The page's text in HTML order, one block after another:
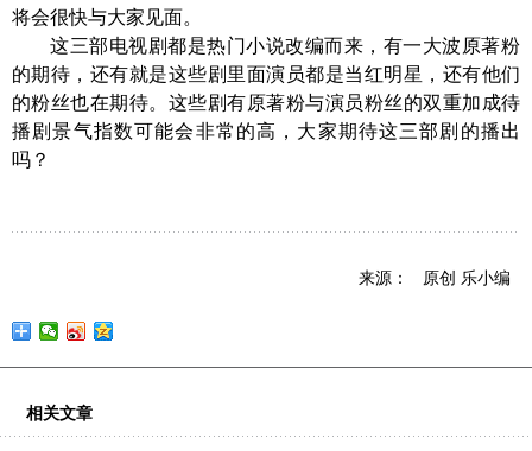
将会很快与大家见面。
这三部电视剧都是热门小说改编而来，有一大波原著粉
的期待，还有就是这些剧里面演员都是当红明星，还有他们
的粉丝也在期待。这些剧有原著粉与演员粉丝的双重加成待
播剧景气指数可能会非常的高，大家期待这三部剧的播出
吗？
来源： 原创 乐小编
相关文章